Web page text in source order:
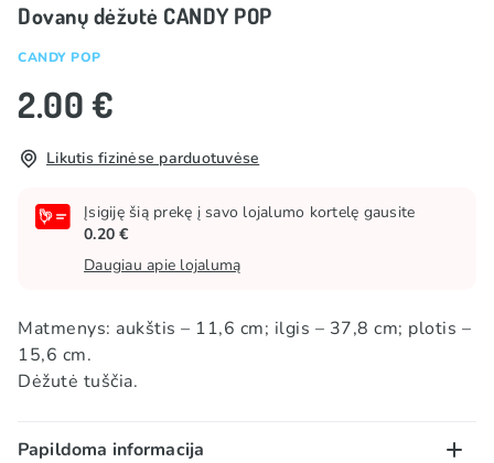
Dovanų dėžutė CANDY POP
CANDY POP
2.00 €
Likutis fizinėse parduotuvėse
Įsigiję šią prekę į savo lojalumo kortelę gausite
0.20 €
Daugiau apie lojalumą
Matmenys: aukštis – 11,6 cm; ilgis – 37,8 cm; plotis –
15,6 cm.
Dėžutė tuščia.
Papildoma informacija